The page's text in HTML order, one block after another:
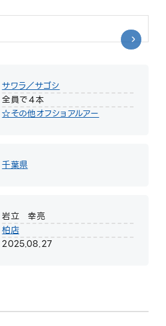
サワラ／サゴシ
全員で４本
☆その他オフショアルアー
千葉県
岩立 幸亮
柏店
2025.08.27